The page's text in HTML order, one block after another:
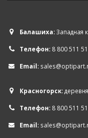
Балашиха:Западная
Телефон: 8 800 511
Email:
Красногорск:
Телефон: 8 800 511
Email: